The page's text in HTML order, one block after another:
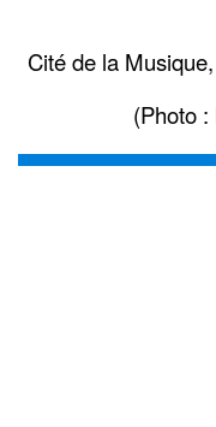
Cité de la
(Photo